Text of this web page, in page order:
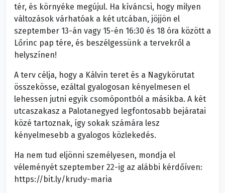
tér, és környéke megújul. Ha kíváncsi, hogy milyen
változások várhatóak a két utcában, jöjjön el
szeptember 13-án vagy 15-én 16:30 és 18 óra között a
Lőrinc pap tére, és beszélgessünk a tervekről a
helyszínen!
A terv célja, hogy a Kálvin teret és a Nagykörutat
összekösse, ezáltal gyalogosan kényelmesen el
lehessen jutni egyik csomópontból a másikba. A két
utcaszakasz a Palotanegyed legfontosabb bejáratai
közé tartoznak, így sokak számára lesz
kényelmesebb a gyalogos közlekedés.
Ha nem tud eljönni személyesen, mondja el
véleményét szeptember 22-ig az alábbi kérdőíven:
https://bit.ly/krudy-maria